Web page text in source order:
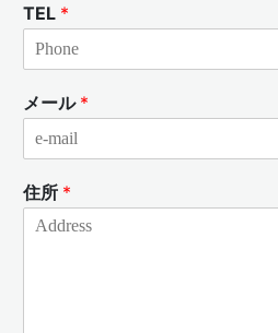
TEL *
メール *
住所 *